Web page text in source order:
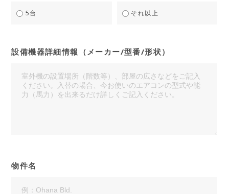
5台 それ以上
設備機器詳細情報（メーカー/型番/形状）
物件名